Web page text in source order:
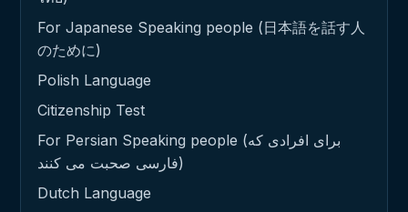
For Japanese Speaking people (日本語を話す人
のために)
Polish Language
Citizenship Test
For Persian Speaking people (برای افرادی که
فارسی صحبت می کنند)
Dutch Language